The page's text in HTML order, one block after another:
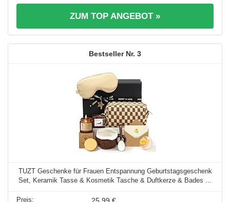
ZUM TOP ANGEBOT »
3
TUZT Geschenke für Frauen Entspannung Geburtstagsgeschenk
Set, Keramik Tasse & Kosmetik Tasche & Duftkerze & Bades ...